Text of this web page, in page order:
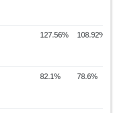
127.56% 108.92%
82.1% 78.6%